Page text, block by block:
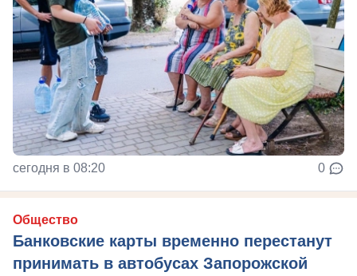
сегодня в 08:20 0
Общество
Банковские карты временно перестанут
принимать в автобусах Запорожской